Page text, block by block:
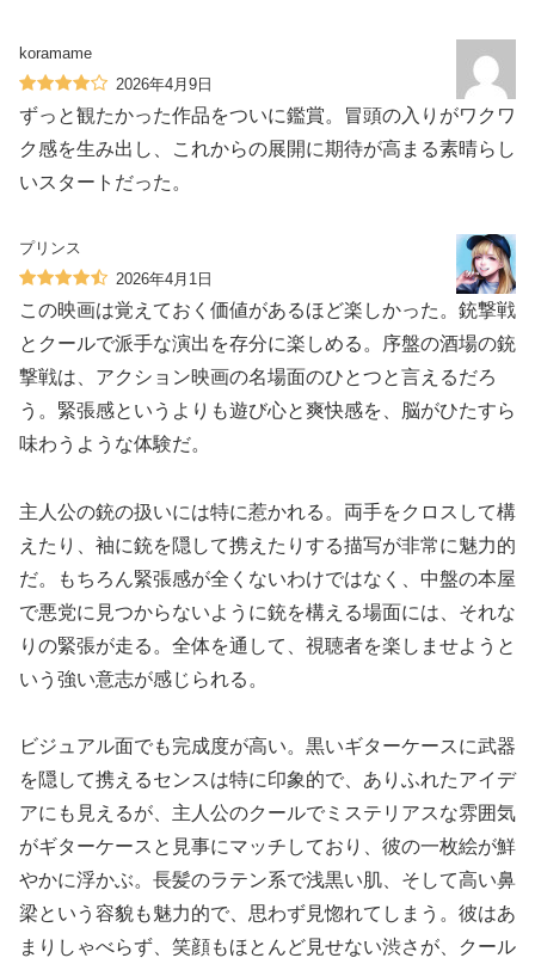
koramame
2026年4月9日
ずっと観たかった作品をついに鑑賞。冒頭の入りがワクワ
ク感を生み出し、これからの展開に期待が高まる素晴らし
いスタートだった。
プリンス
2026年4月1日
この映画は覚えておく価値があるほど楽しかった。銃撃戦
とクールで派手な演出を存分に楽しめる。序盤の酒場の銃
撃戦は、アクション映画の名場面のひとつと言えるだろ
う。緊張感というよりも遊び心と爽快感を、脳がひたすら
味わうような体験だ。
主人公の銃の扱いには特に惹かれる。両手をクロスして構
えたり、袖に銃を隠して携えたりする描写が非常に魅力的
だ。もちろん緊張感が全くないわけではなく、中盤の本屋
で悪党に見つからないように銃を構える場面には、それな
りの緊張が走る。全体を通して、視聴者を楽しませようと
いう強い意志が感じられる。
ビジュアル面でも完成度が高い。黒いギターケースに武器
を隠して携えるセンスは特に印象的で、ありふれたアイデ
アにも見えるが、主人公のクールでミステリアスな雰囲気
がギターケースと見事にマッチしており、彼の一枚絵が鮮
やかに浮かぶ。長髪のラテン系で浅黒い肌、そして高い鼻
梁という容貌も魅力的で、思わず見惚れてしまう。彼はあ
まりしゃべらず、笑顔もほとんど見せない渋さが、クール